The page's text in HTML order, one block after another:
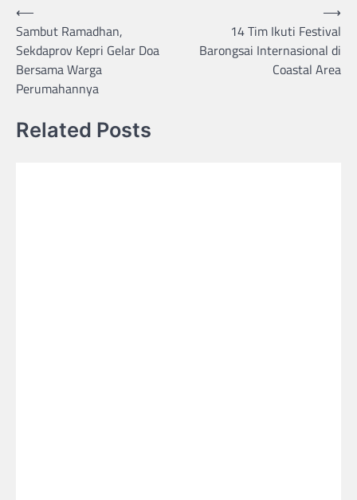
Post
navigation
⟵
Sambut Ramadhan,
Sekdaprov Kepri Gelar Doa
Bersama Warga
Perumahannya
14 Tim Ikuti Festival
Barongsai Internasional di
Coastal Area
⟶
Related Posts